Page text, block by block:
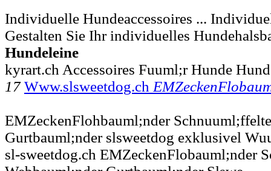
Individuelle Hundeaccessoires ...
Gestalten Sie Ihr individuelles
Hundeleine
kyrart.ch Accessoires Fuuml;r Hunde
17 Www.slsweetdog.ch
EMZeckenFlohbauml;nder
Gurtbauml;nder slsweetdog exklusivel
sl-sweetdog.ch EMZeckenFlobauml;nder